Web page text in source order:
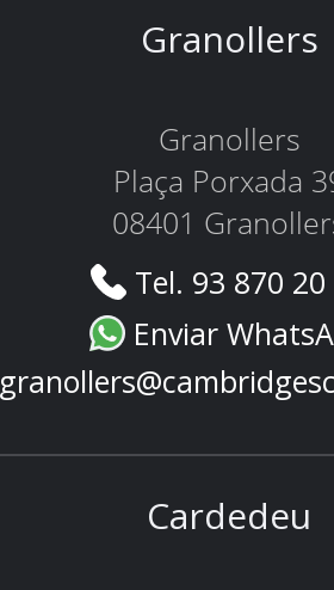
Granollers
Granollers
Plaça Porxada
08401
Tel. 93 870
Enviar
Cardedeu